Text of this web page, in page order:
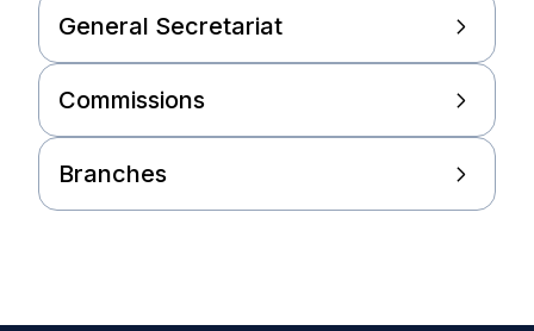
General Secretariat
Commissions
Branches